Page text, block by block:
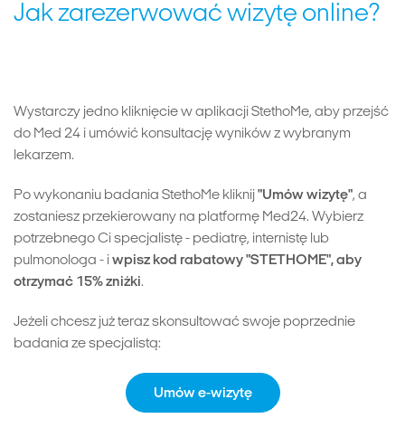
Jak zarezerwować wizytę online?
Wystarczy jedno kliknięcie w aplikacji StethoMe, aby przejść
do Med 24 i umówić konsultację wyników z wybranym
lekarzem.
Po wykonaniu badania StethoMe kliknij "Umów wizytę", a
zostaniesz przekierowany na platformę Med24. Wybierz
potrzebnego Ci specjalistę - pediatrę, internistę lub
pulmonologa - i wpisz kod rabatowy "STETHOME", aby
otrzymać 15% zniżki.
Jeżeli chcesz już teraz skonsultować swoje poprzednie
badania ze specjalistą:
Umów e-wizytę